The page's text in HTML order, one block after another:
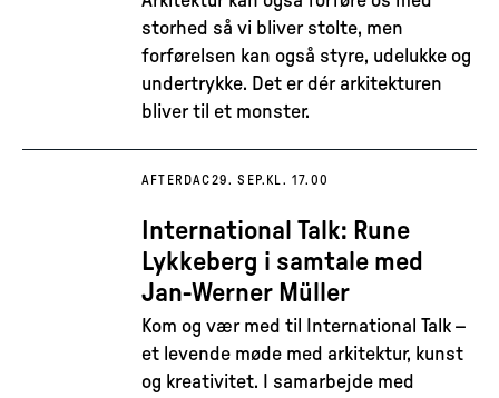
storhed så vi bliver stolte, men
forførelsen kan også styre, udelukke og
undertrykke. Det er dér arkitekturen
bliver til et monster.
AFTERDAC29. SEP. KL. 17.00
International Talk: Rune
Lykkeberg i samtale med
Jan-Werner Müller
Kom og vær med til International Talk –
et levende møde med arkitektur, kunst
og kreativitet. I samarbejde med